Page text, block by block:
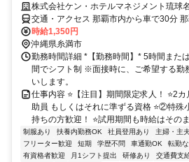
株式会社ケン・ホテルマネジメント琉球
交通・アクセス 那覇市内から車で30分
車・バイク通勤可
時給1,350円
沖縄県糸満市
勤務時間詳細 *【勤務時間】* 5時間また
間でシフト制 ※面接時に、ご希望する勤
いします。
仕事内容 ⭐【注目】期間限定求人！ ⭐2
助員 もしくはそれに準ずる資格 ⭐②特
持ちの方歓迎！ ⭐試用期間も時給はその
制服あり 扶養内勤務OK 社員登用あり 主婦・主
フリーター歓迎
短期 学歴不問 車通勤OK 転勤な
有資格者歓迎
月1シフト提出 研修あり 交通費支